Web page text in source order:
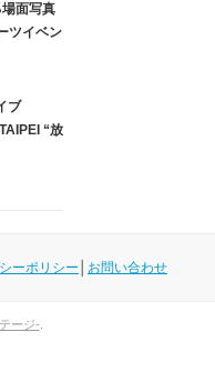
面写真
ツイベン
ブ
“放
ーポリシー お問い合わせ
ージ-